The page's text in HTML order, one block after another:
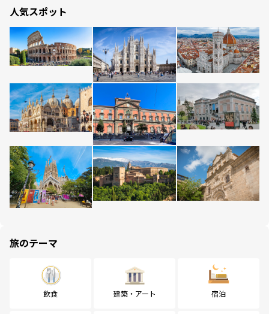
人気スポット
旅のテーマ
飲食 建築・アート 宿泊